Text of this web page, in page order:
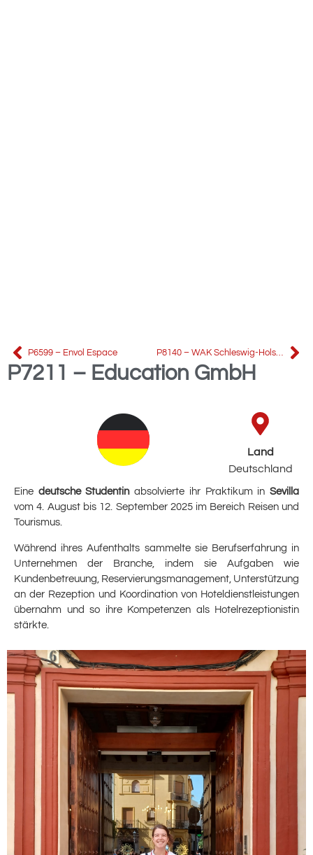
P6599 – Envol Espace P8140 – WAK Schleswig-Holstein GmbH Adh
P7211 – Education GmbH
Eine deutsche Studentinabsolvierte ihr Praktikum inSevilla
vom 4. August bis 12. September 2025 im Bereich Reisen und
Tourismus.
Während ihres Aufenthalts sammelte sie Berufserfahrung in
Unternehmen der Branche, indem sie Aufgaben wie
Kundenbetreuung, Reservierungsmanagement, Unterstützung
an der Rezeption und Koordination von Hoteldienstleistungen
übernahm und so ihre Kompetenzen als Hotelrezeptionistin
stärkte.
Land
Deutschland